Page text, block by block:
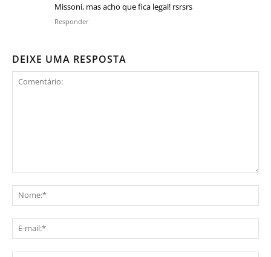
Missoni, mas acho que fica legal! rsrsrs
Responder
DEIXE UMA RESPOSTA